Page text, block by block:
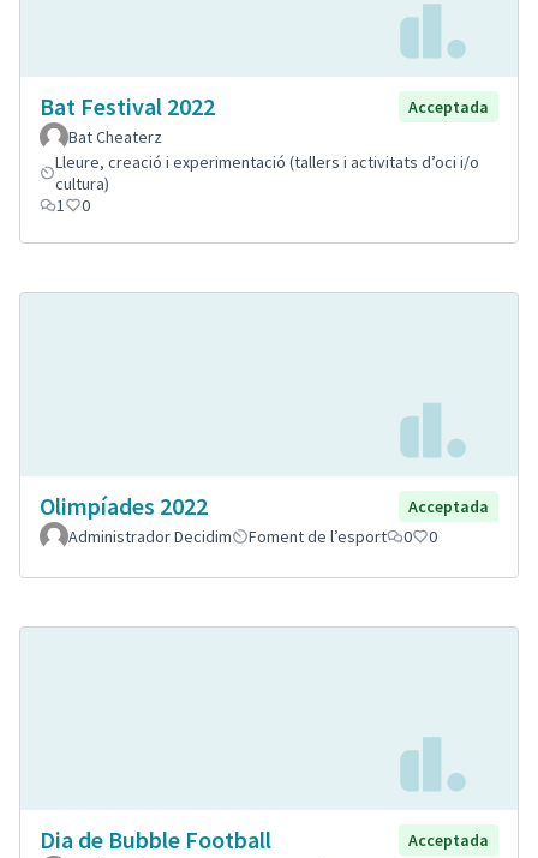
Bat Festival 2022
Acceptada
Bat Cheaterz
Lleure, creació i experimentació (tallers i activitats d’oci i/o
cultura)
1
0
Olimpíades 2022
Acceptada
Administrador Decidim
Foment de l’esport 0 0
Dia de Bubble Football
Acceptada